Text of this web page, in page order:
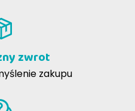
zwrot
zakupu